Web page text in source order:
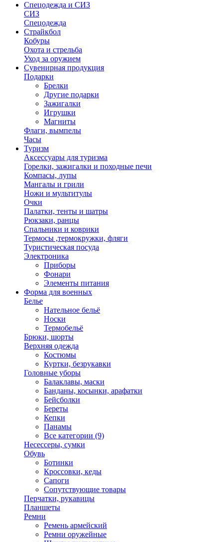
Спецодежда и СИЗ
СИЗ
Спецодежда
Страйкбол
Кобуры
Охота и стрельба
Уход за оружием
Сувенирная продукция
Подарки
Брелки
Другие подарки
Зажигалки
Игрушки
Магниты
Флаги, вымпелы
Часы
Туризм
Аксессуары для туризма
Горелки, зажигалки и походные печи
Компасы, лупы
Мангалы и грили
Ножи и мультитулы
Очки
Палатки, тенты и шатры
Рюкзаки, ранцы
Спальники и коврики
Термосы ,термокружки, фляги
Туристическая посуда
Электроника
Приборы
Фонари
Элементы питания
Форма для военных
Белье
Нательное бельё
Носки
Термобельё
Брюки, шорты
Верхняя одежда
Костюмы
Куртки, безрукавки
Головные уборы
Балаклавы, маски
Банданы, косынки, арафатки
Бейсболки
Береты
Кепки
Панамы
Все категории (9)
Несессеры, сумки
Обувь
Ботинки
Кроссовки, кеды
Сапоги
Сопутствующие товары
Перчатки, рукавицы
Планшеты
Ремни
Ремень армейский
Ремни оружейные